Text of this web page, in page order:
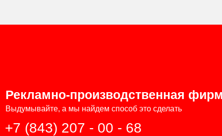
Рекламно-производственная
Выдумывайте, а мы найдем способ это сделать
+7 (843) 207 - 00 - 68